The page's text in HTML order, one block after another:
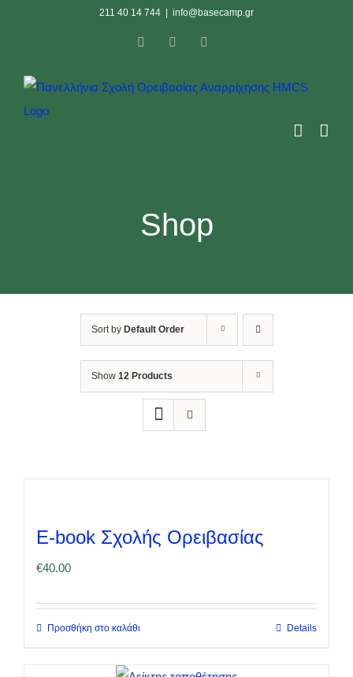
211 40 14 744 info@basecamp.gr
FacebookInstagram
Shop
Sort by Default Order
Show 12 Products
E-book Σχολής Ορειβασίας
€40.00
Προσθήκη στο καλάθι Details